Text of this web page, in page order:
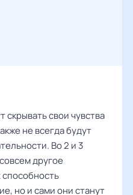
скрывать свои чувства
не всегда будут
Во 2 и 3
другое
но и сами они станут